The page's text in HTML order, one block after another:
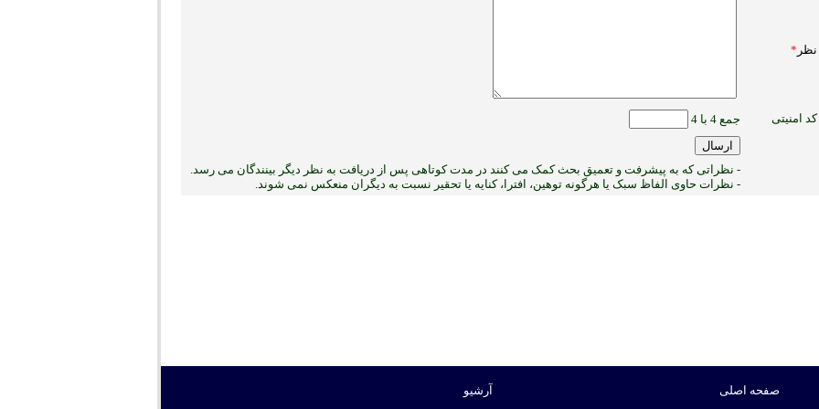
نظر *
کد امنیتی جمع 4 با 4
- نظراتی که به پیشرفت و تعمیق بحث کمک می کنند در مدت کوتاهی پس از دریافت به نظر دیگر بینندگان می رسد.
- نظرات حاوی الفاظ سبک یا هرگونه توهین، افترا، کنایه یا تحقیر نسبت به دیگران منعکس نمی ‏شوند.
صفحه اصلی آرشیو